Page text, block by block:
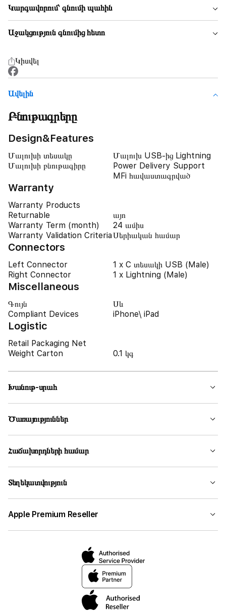
Կարգավորում՝ գնումի պահին
Աջակցություն գնումից հետո
Կիսվել
Ավելին
Բնութագրերը
Design&Features
Մալուխի տեսակը
Մալուխ USB-ից Lightning
Մալուխի բնութագիրը
Power Delivery Support
MFi հավաստագրված
Warranty
Warranty Products
Returnable
այո
Warranty Term (month)
24 ամիս
Warranty Validation CriteriaՍերիական համար
Connectors
Left Connector
1 x C տեսակի USB (Male)
Right Connector
1 x Lightning (Male)
Miscellaneous
Գույն
Սև
Compliant Devices
iPhone\ iPad
Logistic
Retail Packaging Net
Weight Carton
0.1 կգ
Խանութ-սրահ
Ծառայություններ
Հաճախորդների համար
Տեղեկատվություն
Apple Premium Reseller